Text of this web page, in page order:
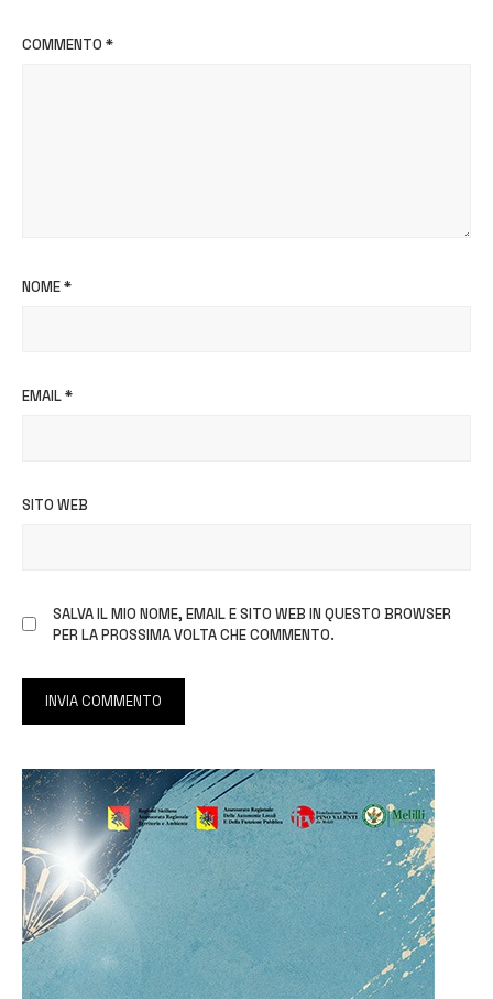
COMMENTO *
NOME*
EMAIL*
SITO WEB
SALVA IL MIO NOME, EMAIL E SITO WEB IN QUESTO BROWSER
PER LA PROSSIMA VOLTA CHE COMMENTO.